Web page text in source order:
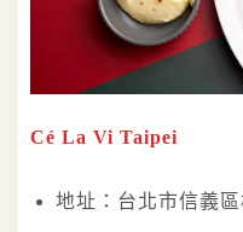
Cé La Vi Taipei
地址：台北市信義